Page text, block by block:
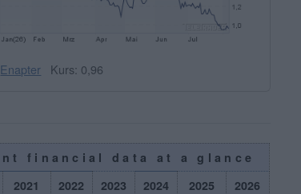
Enapter Kurs: 0,96
financial data at a glance
2021 2022 2023 2024 2025
2026